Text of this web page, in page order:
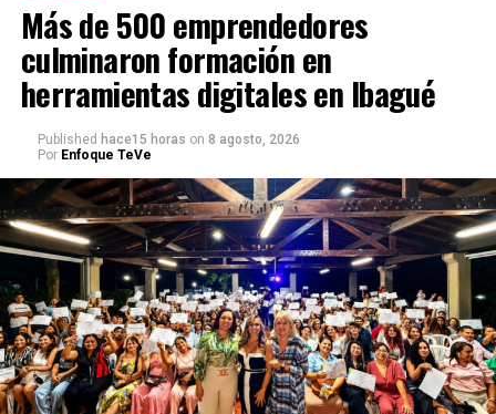
Más de 500 emprendedores
culminaron formación en
herramientas digitales en Ibagué
Published hace15 horas on 8 agosto, 2026
Por Enfoque TeVe